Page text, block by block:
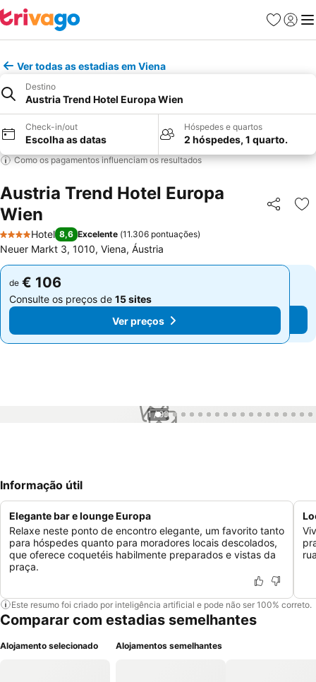
Favoritos
Iniciar
Ver todas as estadias em Viena
Destino
Austria Trend Hotel Europa Wien
Check-in/out
Escolha as datas
Hóspedes e quartos
2 hóspedes, 1 quarto.
Como os pagamentos influenciam os resultados
Austria Trend Hotel Europa
Wien
Partilhar
4 Estrelas
Hotel 8,6 Excelente (11.306 pontuações)
Neuer Markt 3, 1010, Viena, Áustria
de € 106
Consulte os preços de 15 sites
Ver preços
de € 106
Consulte os preços de 15 sites
Ver preços
1 / 99
Informação útil
Elegante bar e lounge Europa
Relaxe neste ponto de encontro elegante, um favorito tanto
para hóspedes quanto para moradores locais descolados,
que oferece coquetéis habilmente preparados e vistas da
praça.
Este resumo foi criado por inteligência artificial e pode não ser 100% correto.
Comparar com estadias semelhantes
Alojamento selecionado Alojamentos semelhantes